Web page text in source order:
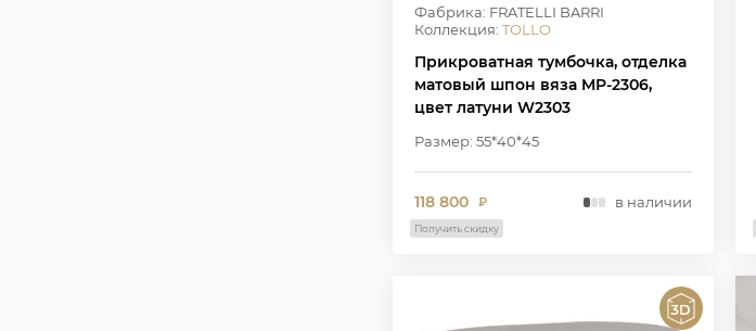
Фабрика: FRATELLI BARRI
Коллекция: TOLLO
Прикроватная тумбочка, отделка
матовый шпон вяза MP-2306,
цвет латуни W2303
Размер: 55*40*45
118 800 ₽ в наличии
Получить скидку